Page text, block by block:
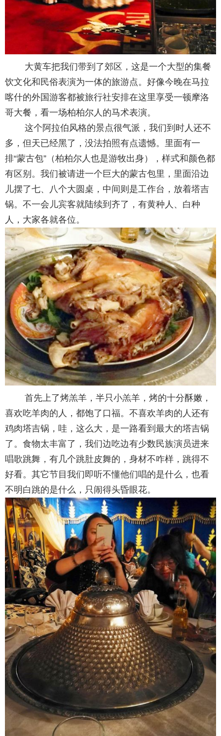
大黄车把我们带到了郊区，这是一个大型的集餐
饮文化和民俗表演为一体的旅游点。好像今晚在马拉
喀什的外国游客都被旅行社安排在这里享受一顿摩洛
哥大餐，看一场柏柏尔人的马术表演。
这个阿拉伯风格的景点很气派，我们到时人还不
多，但天已经黑了，没法拍照有点遗憾。里面有一
排“蒙古包”（柏柏尔人也是游牧出身），样式和颜色都
有区别。我们被请进一个巨大的蒙古包里，里面沿边
儿摆了七、八个大圆桌，中间则是工作台，放着塔吉
锅。不一会儿宾客就陆续到齐了，有黄种人、白种
人，大家各就各位。
首先上了烤羔羊，半只小羔羊，烤的十分酥嫩，
喜欢吃羊肉的人，都饱了口福。不喜欢羊肉的人还有
鸡肉塔吉锅，哇，这么大，是一路看到最大的塔吉锅
了。食物太丰富了，我们边吃边有少数民族演员进来
唱歌跳舞，有几个跳肚皮舞的，身材不咋样，跳得不
好看。其它节目我们即听不懂他们唱的是什么，也看
不明白跳的是什么，只闹得头昏眼花。